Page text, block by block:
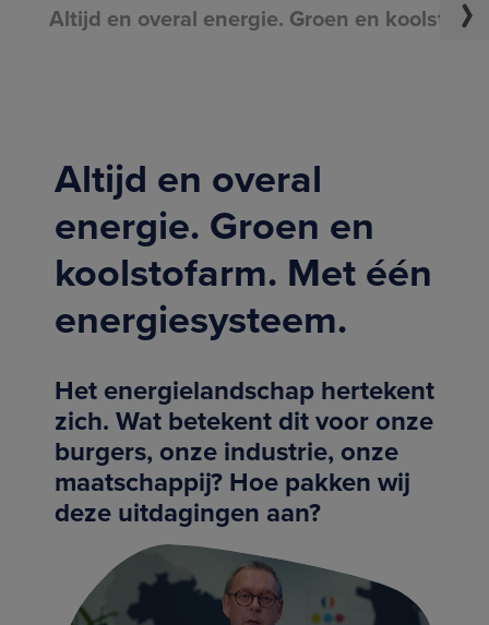
Altijd en overal energie. Groen en
Altijd en overal
energie. Groen en
koolstofarm. Met één
energiesysteem.
Het energielandschap hertekent
zich. Wat betekent dit voor onze
burgers, onze industrie, onze
maatschappij? Hoe pakken wij
deze uitdagingen aan?